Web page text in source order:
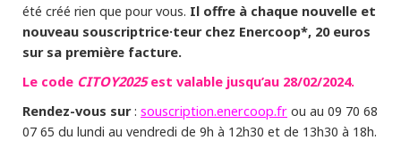
été créé rien que pour vous. Il offre à chaque nouvelle et
nouveau souscriptrice·teur chez Enercoop*, 20 euros
sur sa première facture.
Le code CITOY2025est valable jusqu’au 28/02/2024.
Rendez-vous sur: souscription.enercoop.fr ou au 09 70 68
07 65 du lundi au vendredi de 9h à 12h30 et de 13h30 à 18h.